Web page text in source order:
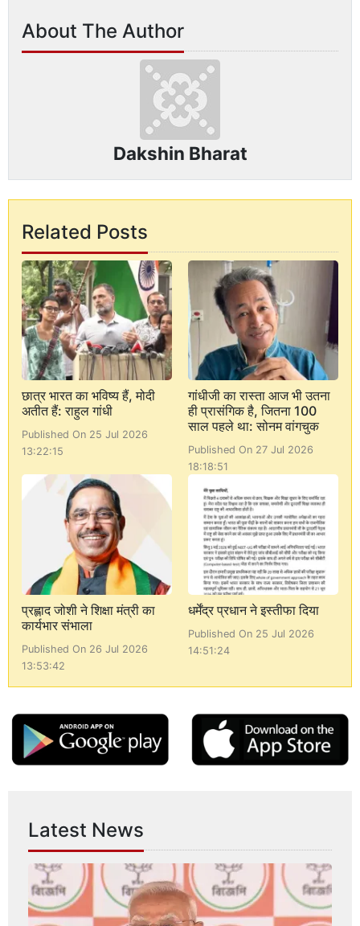
About The Author
Dakshin Bharat
Related Posts
छात्र भारत का भविष्य हैं, मोदी
अतीत हैं: राहुल गांधी
Published On 25 Jul 2026
13:22:15
गांधीजी का रास्ता आज भी उतना
ही प्रासंगिक है, जितना 100
साल पहले था: सोनम वांगचुक
Published On 27 Jul 2026
18:18:51
प्रह्लाद जोशी ने शिक्षा मंत्री का
कार्यभार संभाला
Published On 26 Jul 2026
13:53:42
धर्मेंद्र प्रधान ने इस्तीफा दिया
Published On 25 Jul 2026
14:51:24
Latest News